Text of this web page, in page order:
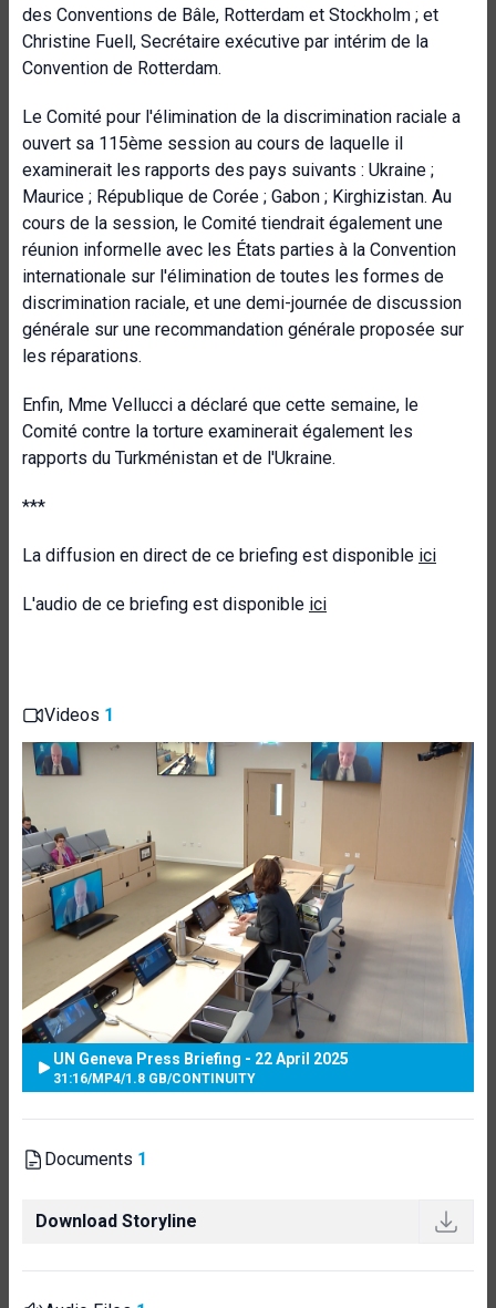
des Conventions de Bâle, Rotterdam et Stockholm ; et
Christine Fuell, Secrétaire exécutive par intérim de la
Convention de Rotterdam.
Le Comité pour l'élimination de la discrimination raciale a
ouvert sa 115ème session au cours de laquelle il
examinerait les rapports des pays suivants : Ukraine ;
Maurice ; République de Corée ; Gabon ; Kirghizistan. Au
cours de la session, le Comité tiendrait également une
réunion informelle avec les États parties à la Convention
internationale sur l'élimination de toutes les formes de
discrimination raciale, et une demi-journée de discussion
générale sur une recommandation générale proposée sur
les réparations.
Enfin, Mme Vellucci a déclaré que cette semaine, le
Comité contre la torture examinerait également les
rapports du Turkménistan et de l'Ukraine.
***
La diffusion en direct de ce briefing est disponible ici
L'audio de ce briefing est disponible ici
Videos 1
UN Geneva Press Briefing - 22 April 2025
31:16/MP4/1.8 GB/CONTINUITY
Documents 1
Download Storyline